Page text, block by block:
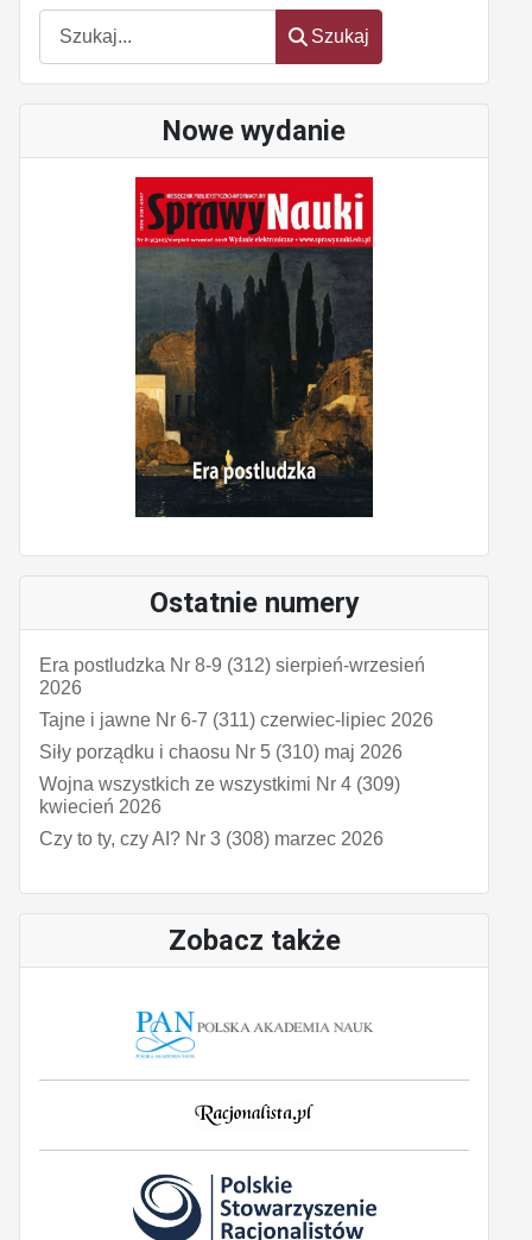
Szukaj
Szukaj
Nowe wydanie
Ostatnie numery
Era postludzka Nr 8-9 (312) sierpień-wrzesień
2026
Tajne i jawne Nr 6-7 (311) czerwiec-lipiec 2026
Siły porządku i chaosu Nr 5 (310) maj 2026
Wojna wszystkich ze wszystkimi Nr 4 (309)
kwiecień 2026
Czy to ty, czy AI? Nr 3 (308) marzec 2026
Zobacz także